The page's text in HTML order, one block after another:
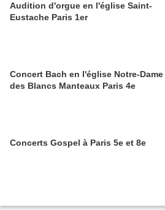
Audition d'orgue en l'église Saint-
Eustache Paris 1er
Concert Bach en l'église Notre-Dame
des Blancs Manteaux Paris 4e
Concerts Gospel à Paris 5e et 8e